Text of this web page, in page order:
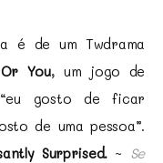
é de um Twdrama
You, um jogo de
gosto de ficar
de uma pessoa”.
Surprised. ~ Se